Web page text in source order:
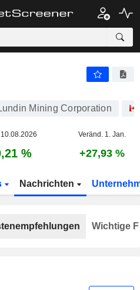
Mining Corporation
Veränd. 1. Jan.
% +27,93 %
Nachrichten
Wichtige